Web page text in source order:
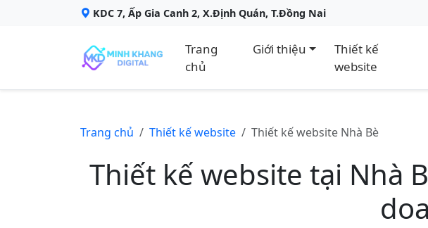
KDC 7, Ấp Gia Canh 2, X.Định Quán, T.Đồng Nai
Trang
chủ
Giới thiệu
Thiết kế
website
Trang chủ Thiết kế website Thiết kế website Nhà Bè
Thiết kế website tại Nhà